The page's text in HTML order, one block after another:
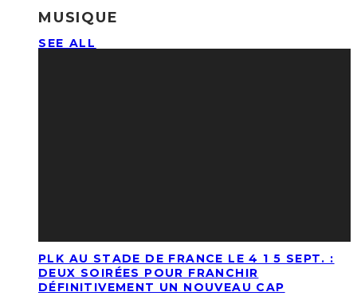
MUSIQUE
SEE ALL
PLK AU STADE DE FRANCE LE 4 1 5 SEPT. :
DEUX SOIRÉES POUR FRANCHIR
DÉFINITIVEMENT UN NOUVEAU CAP